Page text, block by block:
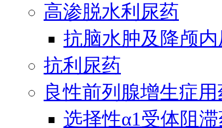
高渗脱水利尿药
抗脑水肿及降颅
抗利尿药
良性前列腺增生症
选择性α1受体阻